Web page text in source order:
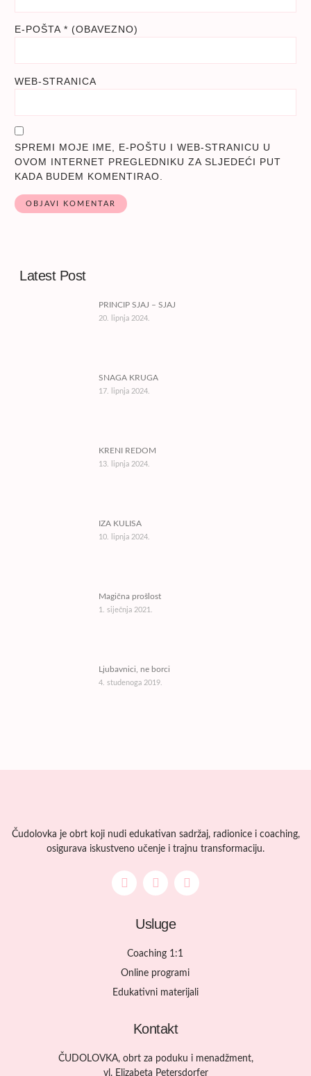
E-POŠTA * (OBAVEZNO)
WEB-STRANICA
SPREMI MOJE IME, E-POŠTU I WEB-STRANICU U
OVOM INTERNET PREGLEDNIKU ZA SLJEDEĆI PUT
KADA BUDEM KOMENTIRAO.
Latest Post
PRINCIP SJAJ – SJAJ
20. lipnja 2024.
SNAGA KRUGA
17. lipnja 2024.
KRENI REDOM
13. lipnja 2024.
IZA KULISA
10. lipnja 2024.
Magična prošlost
1. siječnja 2021.
Ljubavnici, ne borci
4. studenoga 2019.
Čudolovka je obrt koji nudi edukativan sadržaj, radionice i coaching,
osigurava iskustveno učenje i trajnu transformaciju.
Usluge
Coaching 1:1
Online programi
Edukativni materijali
Kontakt
ČUDOLOVKA, obrt za poduku i menadžment,
vl. Elizabeta Petersdorfer